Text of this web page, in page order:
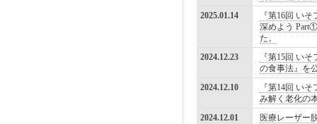
2025.01.14
『第16回 い
深めよう
た。
2024.12.23
『第15回 い
の食事法』を
2024.12.10
『第14回 い
み解く老化の
2024.12.01
医療レーザー